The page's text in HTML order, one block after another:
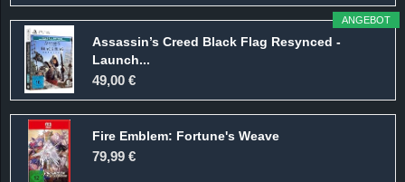
ANGEBOT
Assassin’s Creed Black Flag Resynced -
Launch...
49,00 €
Fire Emblem: Fortune's Weave
79,99 €